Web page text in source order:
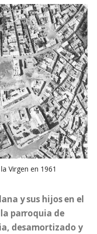
Virgen en 1961
y sus hijos en el
parroquia de
desamortizado y